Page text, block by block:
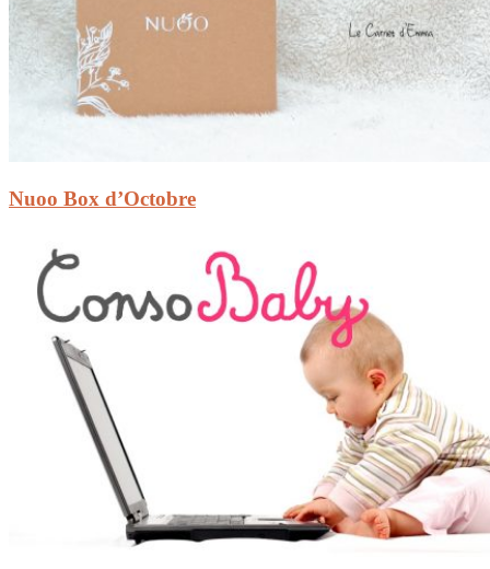
Nuoo Box d’Octobre